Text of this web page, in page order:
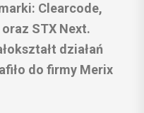
Clearcode,
oraz STX Next.
działań
do firmy Merix